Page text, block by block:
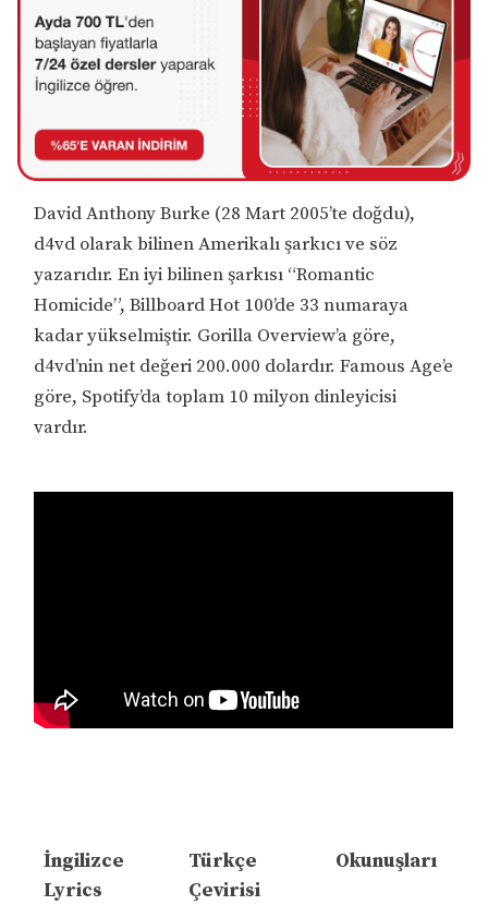
David Anthony Burke (28 Mart 2005’te doğdu),
d4vd olarak bilinen Amerikalı şarkıcı ve söz
yazarıdır. En iyi bilinen şarkısı “Romantic
Homicide”, Billboard Hot 100’de 33 numaraya
kadar yükselmiştir. Gorilla Overview’a göre,
d4vd’nin net değeri 200.000 dolardır. Famous Age’e
göre, Spotify’da toplam 10 milyon dinleyicisi
vardır.
İngilizce
Lyrics
Türkçe
Çevirisi
Okunuşları